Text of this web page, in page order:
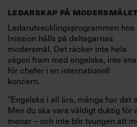
LEDARSKAP PÅ MODERSMÅLET
Ledarutvecklingsprogrammen hos
Inission hålls på deltagarnas
modersmål. Det räcker inte hela
vägen fram med engelska, inte ens
för chefer i en internationell
koncern.
”Engelska i all ära, många har det
Men du ska vara väldigt duktig för
menar – och inte blir tvungen att